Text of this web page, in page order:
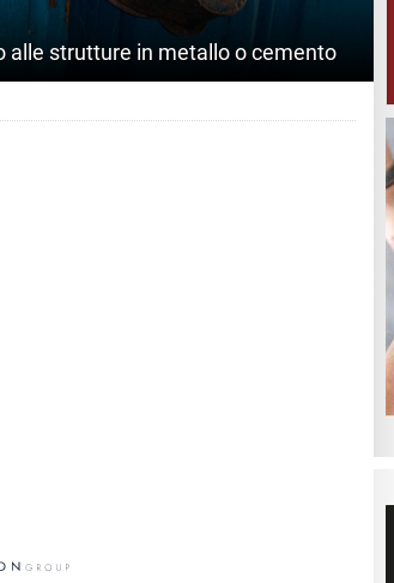
alle strutture in metallo o cemento